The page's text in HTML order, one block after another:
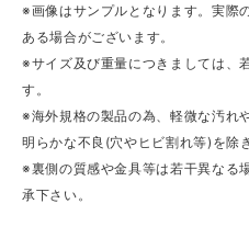
※画像はサンプルとなります。実際
ある場合がございます。
※サイズ及び重量につきましては、
す。
※海外規格の製品の為、軽微な汚れ
明らかな不良(穴やヒビ割れ等)を除
※裏側の質感や金具等は若干異なる
承下さい。